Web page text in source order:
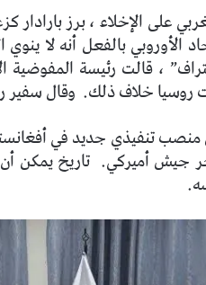
على الإخلاء ، برز
الأوروبي بالفعل أنه لا
، قالت رئيسة المفوضية
روسيا خلاف ذلك. وقال سفير
منصب تنفيذي جديد في
جيش أميركي. تاريخ يمكن